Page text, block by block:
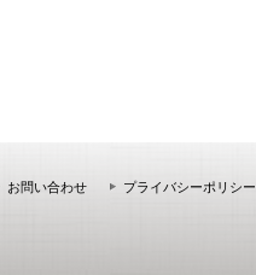
お問い合わせ プライバシーポリシー